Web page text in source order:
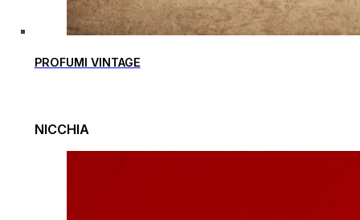
PROFUMI VINTAGE
NICCHIA